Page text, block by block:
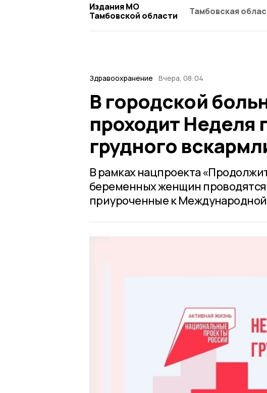
Издания МО
Тамбовской области
Тамбовская
Здравоохранение Вчера, 08:04
В городской
проходит Неделя
грудного
В рамках нацпроекта
беременных женщин
приуроченные к